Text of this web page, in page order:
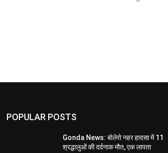
POPULAR POSTS
Gonda News: बोलेरो नहर हादसा में 11
श्रद्धालुओं की दर्दनाक मौत, एक लापता